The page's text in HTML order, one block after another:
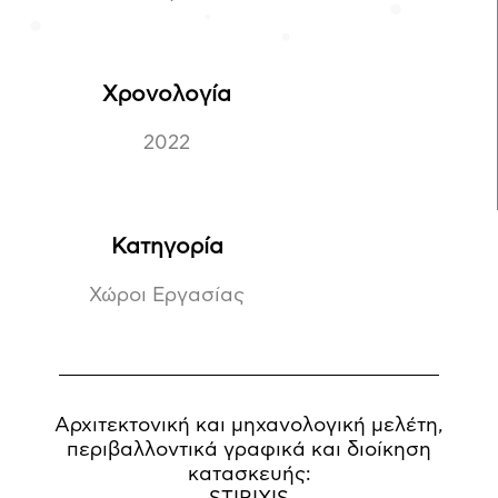
Χρονολογία
2022
Κατηγορία
Χώροι Εργασίας
Αρχιτεκτονική και μηχανολογική μελέτη,
περιβαλλοντικά γραφικά και διοίκηση
κατασκευής: